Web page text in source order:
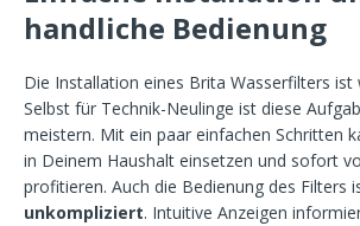
handliche Bedienung
Die Installation eines Brita Wasserfilters ist
Selbst für Technik-Neulinge ist diese
meistern. Mit ein paar einfachen Schritten
in Deinem Haushalt einsetzen und sofort
profitieren. Auch die Bedienung des Filters
unkompliziert. Intuitive Anzeigen